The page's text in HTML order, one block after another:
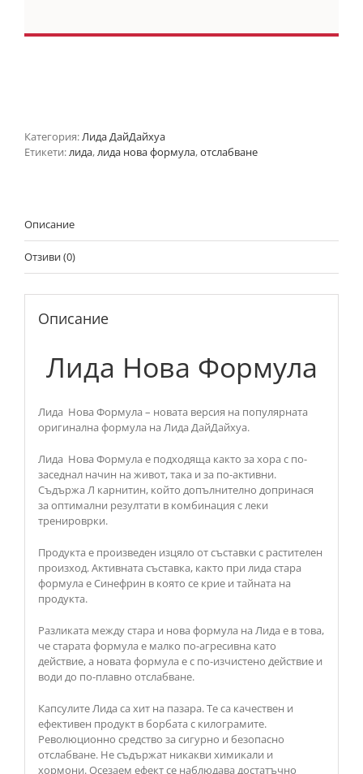
Категория:Лида ДайДайхуа
Етикети:лида,лида нова формула,отслабване
Описание
Отзиви (0)
Описание
Лида Нова Формула
Лида Нова Формула – новата версия на популярната
оригинална формула на Лида ДайДайхуа.
Лида Нова Формула е подходяща както за хора с по-
заседнал начин на живот, така и за по-активни.
Съдържа Л карнитин, който допълнително допринася
за оптимални резултати в комбинация с леки
тренироврки.
Продукта е произведен изцяло от съставки с растителен
произход. Активната съставка, както при лида стара
формула е Синефрин в която се крие и тайната на
продукта.
Разликата между стара и нова формула на Лида е в това,
че старата формула е малко по-агресивна като
действие, а новата формула е с по-изчистено действие и
води до по-плавно отслабване.
Капсулите Лида са хит на пазара. Те са качествен и
ефективен продукт в борбата с килограмите.
Революционно средство за сигурно и безопасно
отслабване. Не съдържат никакви химикали и
хормони. Осезаем ефект се наблюдава достатъчно